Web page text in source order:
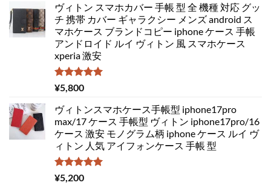
ヴィトン スマホカバー 手帳 型 全 機種 対応 グッ
チ 携帯 カバー ギャラクシー メンズ android ス
マホケース ブランドコピー iphone ケース 手帳
アンドロイド ルイ ヴィトン 風 スマホケース
xperia 激安
5段階中
5.00
¥5,800
ヴィトンスマホケース手帳型 iphone17pro
max/17 ケース 手帳型 ヴィトン iphone17pro/16
ケース 激安 モノグラム柄 iphone ケース ルイ ヴ
ィトン 人気 アイフォンケース 手帳 型
5段階中
5.00
¥5,200